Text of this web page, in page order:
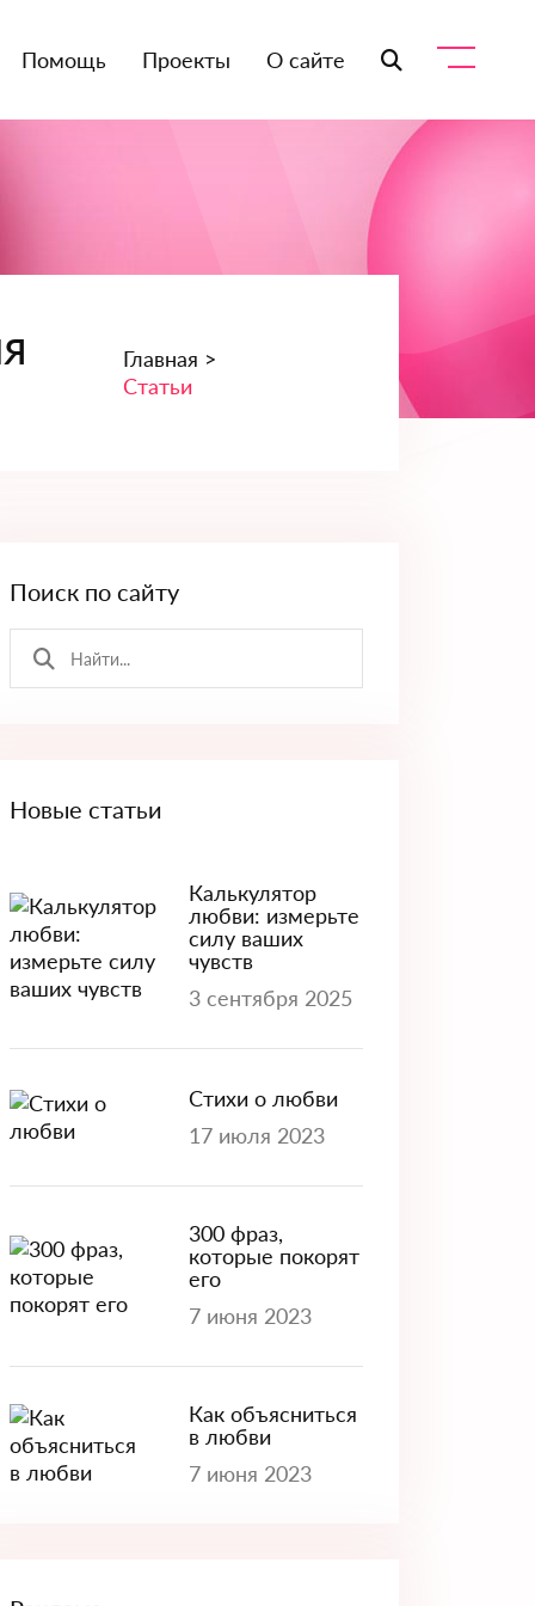
Помощь Проекты О сайте
Главная >
Статьи
Поиск по сайту
Новые статьи
Калькулятор
любви: измерьте
силу ваших
чувств
3 сентября 2025
Стихи о любви
17 июля 2023
300 фраз,
которые покорят
его
7 июня 2023
Как объясниться
в любви
7 июня 2023